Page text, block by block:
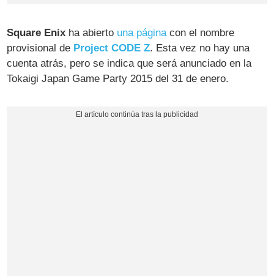
Square Enix ha abierto una página con el nombre
provisional de Project CODE Z. Esta vez no hay una
cuenta atrás, pero se indica que será anunciado en la
Tokaigi Japan Game Party 2015 del 31 de enero.